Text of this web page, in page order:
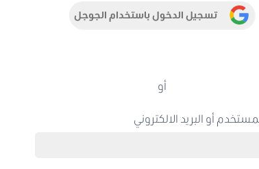
تسجيل الدخول باستخدام الجوجل
أو
أو البريد الالكتروني